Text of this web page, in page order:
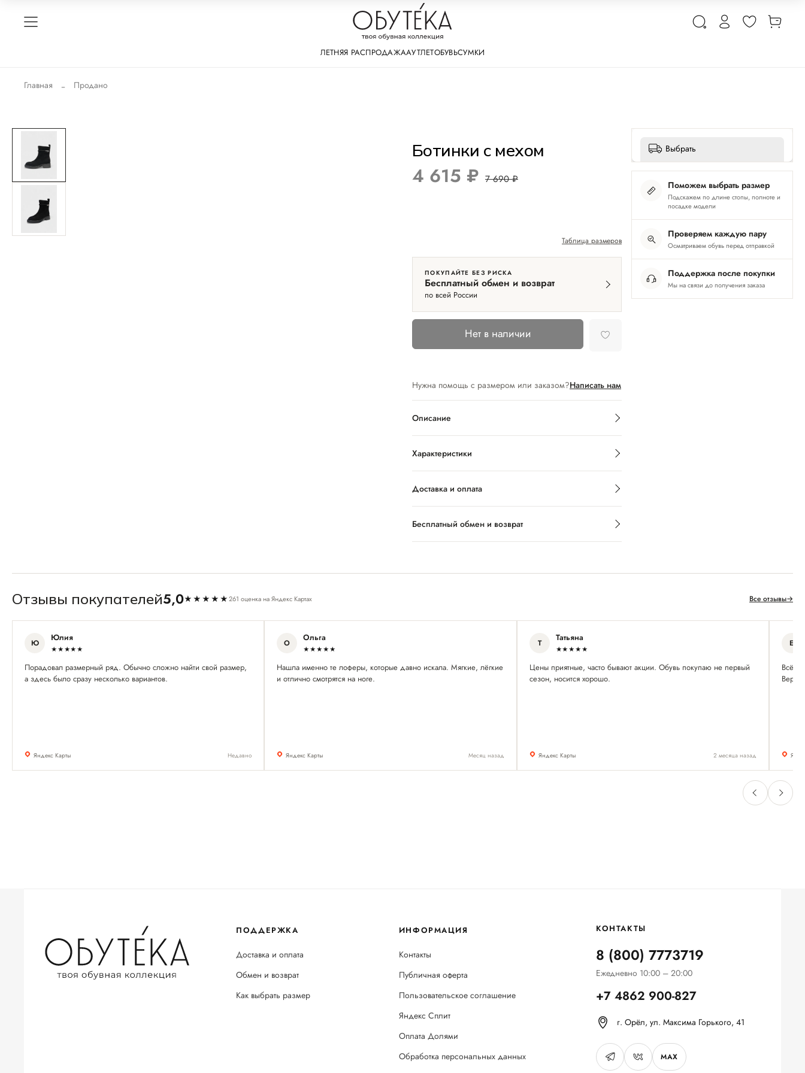
ЛЕТНЯЯ РАСПРОДАЖААУТЛЕТОБУВЬСУМКИ
Главная Продано
Ботинки с мехом
4 615 ₽ 7 690 ₽
Таблица размеров
ПОКУПАЙТЕ БЕЗ РИСКА
Бесплатный обмен и возврат
по всей России
Нет в наличии
Нужна помощь с размером или заказом?Написать нам
Описание
Характеристики
Доставка и оплата
Бесплатный обмен и возврат
Выбрать
Поможем выбрать размер
Подскажем по длине стопы, полноте и
посадке модели
Проверяем каждую пару
Осматриваем обувь перед отправкой
Поддержка после покупки
Мы на связи до получения заказа
Отзывы покупателей5,0★★★★★261 оценка на Яндекс Картах Все отзывы→
Ю Юлия
★★★★★
Порадовал размерный ряд. Обычно сложно найти свой размер,
а здесь было сразу несколько вариантов.
Яндекс Карты Недавно
О Ольга
★★★★★
Нашла именно те лоферы, которые давно искала. Мягкие, лёгкие
и отлично смотрятся на ноге.
Яндекс Карты Месяц назад
Т Татьяна
★★★★★
Цены приятные, часто бывают акции. Обувь покупаю не первый
сезон, носится хорошо.
Яндекс Карты 2 месяца назад
Е
Всё
ПОДДЕРЖКА
Доставка и оплата
Обмен и возврат
Как выбрать размер
ИНФОРМАЦИЯ
Контакты
Публичная оферта
Пользовательское соглашение
Яндекс Сплит
Оплата Долями
Обработка персональных данных
КОНТАКТЫ
8 (800) 7773719
Ежедневно 10:00 – 20:00
+7 4862 900-827
г. Орёл, ул. Максима Горького, 41
MAX